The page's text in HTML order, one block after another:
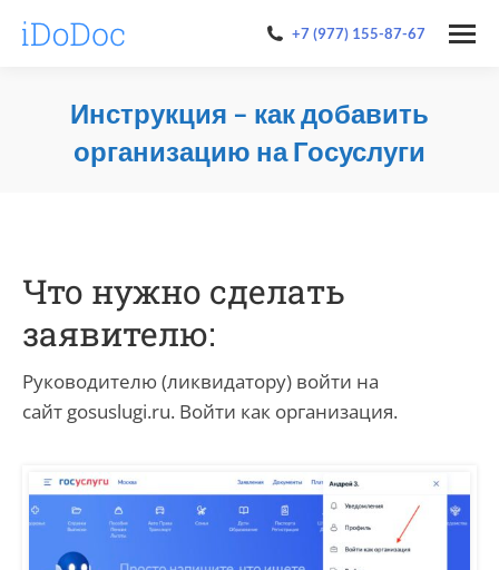
+7 (977) 155-87-67
Инструкция – как добавить
организацию на Госуслуги
Что нужно сделать
заявителю:
Руководителю (ликвидатору) войти на
сайт gosuslugi.ru. Войти как организация.